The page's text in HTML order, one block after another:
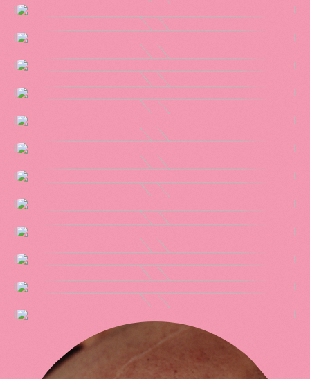
Volvo
AMF
Gant
Offline med Isa
& Tilda
Kappahl
Kry
The Swedish
Connection
Volvo
Volvo
Synden
Postkodlotteriet
Foodora
Swedbank
Ellos
Postkodlotteriet
Polestar
Västtrafik
Volvo
Absolut Vodka
Volvo
Länsförsäkringar
City Gross
Absolut Vodka
Postkodlotteriet